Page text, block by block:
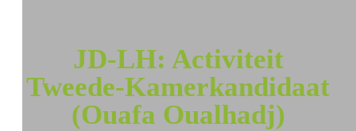
JD-LH: Activiteit
Tweede-Kamerkandidaat
(Ouafa Oualhadj)